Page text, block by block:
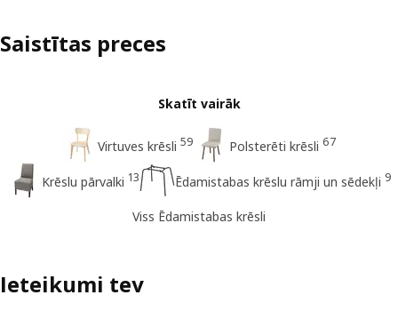
Saistītas preces
Skatīt vairāk
Virtuves krēsli 59 Polsterēti krēsli 67
Krēslu pārvalki 13 Ēdamistabas krēslu rāmji un sēdekļi 9
Viss Ēdamistabas krēsli
Ieteikumi tev